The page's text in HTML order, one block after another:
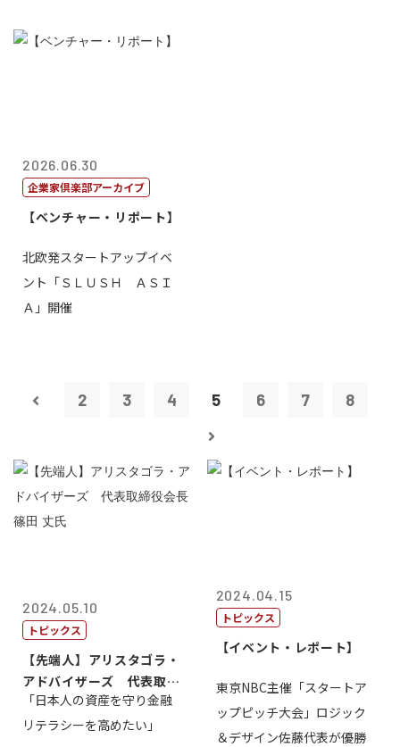
2026.06.30
企業家倶楽部アーカイブ
【ベンチャー・リポート】
北欧発スタートアップイベ
ント「ＳＬＵＳＨ ＡＳＩ
Ａ」開催
2 3 4 5 6 7 8
2024.05.10
トピックス
【先端人】アリスタゴラ・
アドバイザーズ 代表取締
役会長 篠田...
「日本人の資産を守り金融
リテラシーを高めたい」
2024.04.15
トピックス
【イベント・レポート】
東京NBC主催「スタートア
ップピッチ大会」ロジック
＆デザイン佐藤代表が優勝